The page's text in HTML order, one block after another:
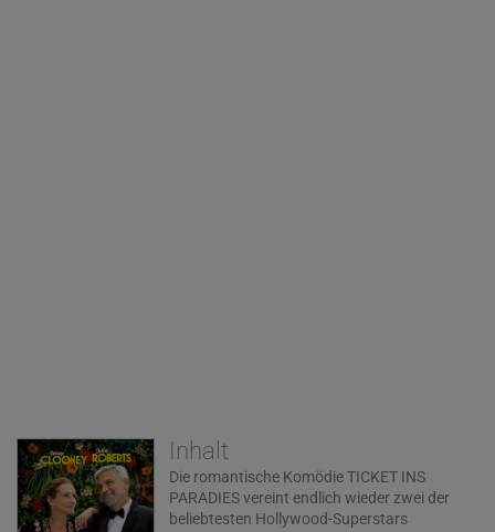
Inhalt
Die romantische Komödie TICKET INS
PARADIES vereint endlich wieder zwei der
beliebtesten Hollywood-Superstars